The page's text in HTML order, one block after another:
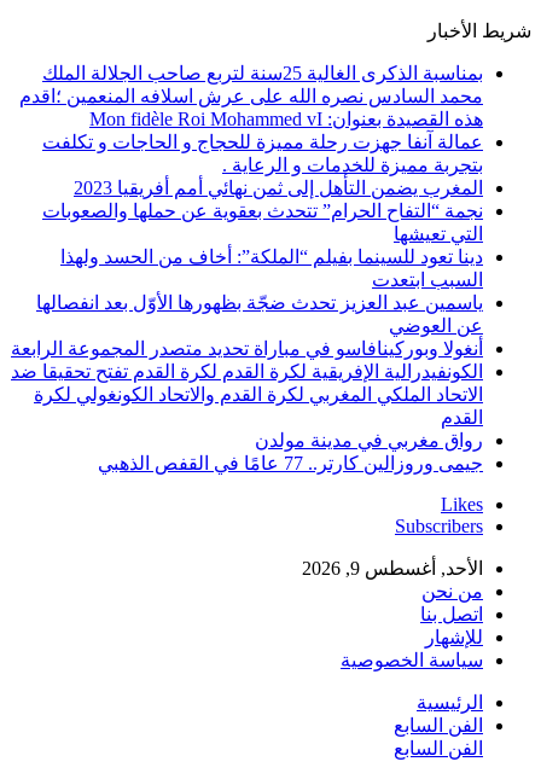
شريط الأخبار
بمناسبة الذكرى الغالية 25سنة لتربع صاحب الجلالة الملك
محمد السادس نصره الله على عرش اسلافه المنعمين ؛اقدم
هذه القصيدة بعنوان: Mon fidèle Roi Mohammed vI
عمالة آنفا جهزت رحلة مميزة للحجاج و الحاجات و تكلفت
بتجربة مميزة للخدمات و الرعاية .
المغرب يضمن التأهل إلى ثمن نهائي أمم أفريقيا 2023
نجمة “التفاح الحرام” تتحدث بعقوية عن حملها والصعوبات
التي تعيشها
دينا تعود للسينما بفيلم “الملكة”: أخاف من الحسد ولهذا
السبب ابتعدت
ياسمين عبد العزيز تحدث ضجّة بظهورها الأوّل بعد انفصالها
عن العوضي
أنغولا وبوركينافاسو في مباراة تحديد متصدر المجموعة الرابعة
الكونفيدرالية الإفريقية لكرة القدم لكرة القدم تفتح تحقيقا ضد
الاتحاد الملكي المغربي لكرة القدم والاتحاد الكونغولي لكرة
القدم
رواق مغربي في مدينة مولدن
جيمى وروزالين كارتر.. 77 عامًا في القفص الذهبي
Likes
Subscribers
الأحد, أغسطس 9, 2026
من نحن
اتصل بنا
للإشهار
سياسة الخصوصية
الرئيسية
الفن السابع
الفن السابع